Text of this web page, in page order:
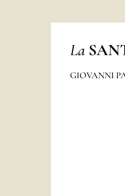
La
GIOVANNI